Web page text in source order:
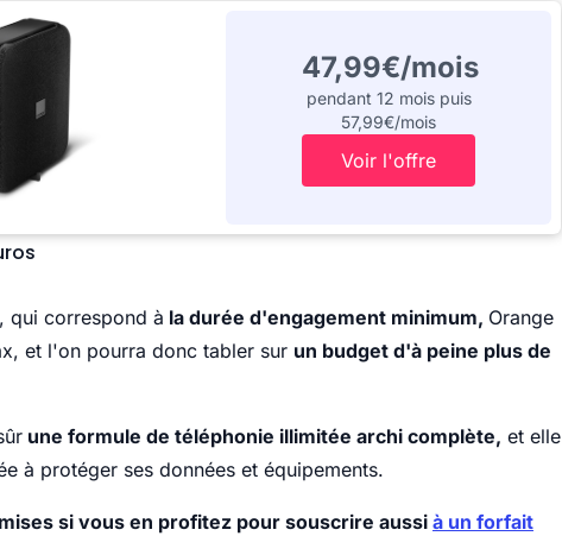
47,99€/mois
pendant 12 mois puis
57,99€/mois
Voir l'offre
qui correspond à la durée d'engagement minimum, Orange
et l'on pourra donc tabler sur un budget d'à peine plus de
une formule de téléphonie illimitée archi complète, et elle
à protéger ses données et équipements.
si vous en profitez pour souscrire aussi à un forfait